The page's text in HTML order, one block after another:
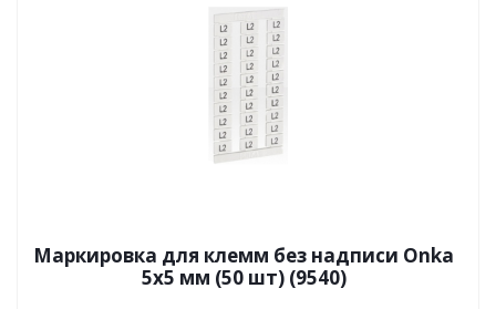
Маркировка для клемм без надписи Onka
5x5 мм (50 шт) (9540)